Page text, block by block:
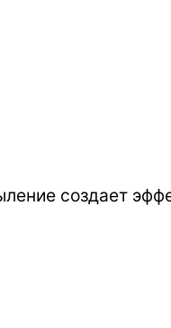
создает